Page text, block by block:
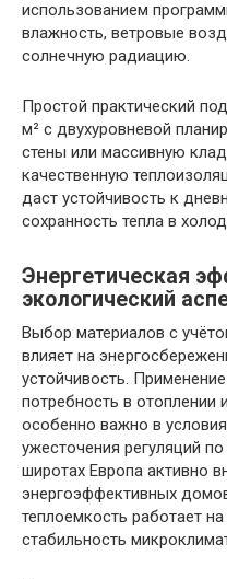
использованием
влажность, ветровые
солнечную радиацию.
Простой практический
м² с двухуровневой
стены или массивную
качественную
даст устойчивость к
сохранность тепла в
Энергетическая
экологический
Выбор материалов с
влияет на
устойчивость.
потребность в отоплении
особенно важно в
ужесточения регуляций
широтах Европа активно
энергоэффективных
теплоемкость работает
стабильность